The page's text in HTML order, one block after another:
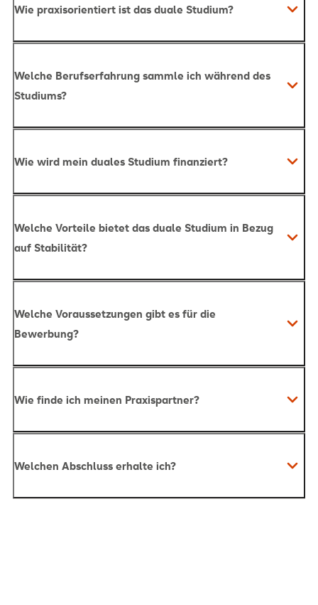
Wie praxisorientiert ist das duale Studium?
Welche Berufserfahrung sammle ich während des
Studiums?
Wie wird mein duales Studium finanziert?
Welche Vorteile bietet das duale Studium in Bezug
auf Stabilität?
Welche Voraussetzungen gibt es für die
Bewerbung?
Wie finde ich meinen Praxispartner?
Welchen Abschluss erhalte ich?